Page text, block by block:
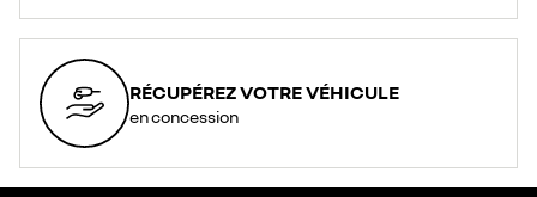
RÉCUPÉREZ VOTRE VÉHICULE
en concession